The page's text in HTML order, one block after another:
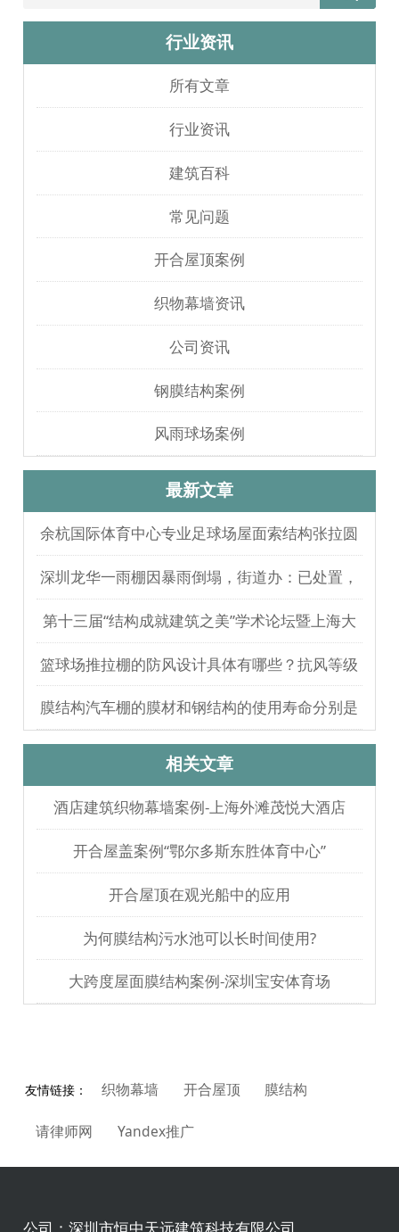
行业资讯
所有文章
行业资讯
建筑百科
常见问题
开合屋顶案例
织物幕墙资讯
公司资讯
钢膜结构案例
风雨球场案例
最新文章
余杭国际体育中心专业足球场屋面索结构张拉圆
满完成
深圳龙华一雨棚因暴雨倒塌，街道办：已处置，
无人员伤亡
第十三届“结构成就建筑之美”学术论坛暨上海大
歌剧院观摩
篮球场推拉棚的防风设计具体有哪些？抗风等级
如何测试验证？
膜结构汽车棚的膜材和钢结构的使用寿命分别是
多久？
相关文章
酒店建筑织物幕墙案例-上海外滩茂悦大酒店
开合屋盖案例“鄂尔多斯东胜体育中心”
开合屋顶在观光船中的应用
为何膜结构污水池可以长时间使用?
大跨度屋面膜结构案例-深圳宝安体育场
友情链接： 织物幕墙 开合屋顶 膜结构
请律师网 Yandex推广